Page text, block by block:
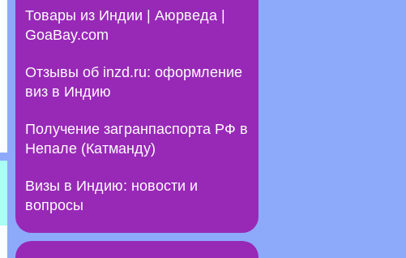
Товары из Индии | Аюрведа |
GoaBay.com
Отзывы об inzd.ru: оформление
виз в Индию
Получение загранпаспорта РФ в
Непале (Катманду)
Визы в Индию: новости и
вопросы